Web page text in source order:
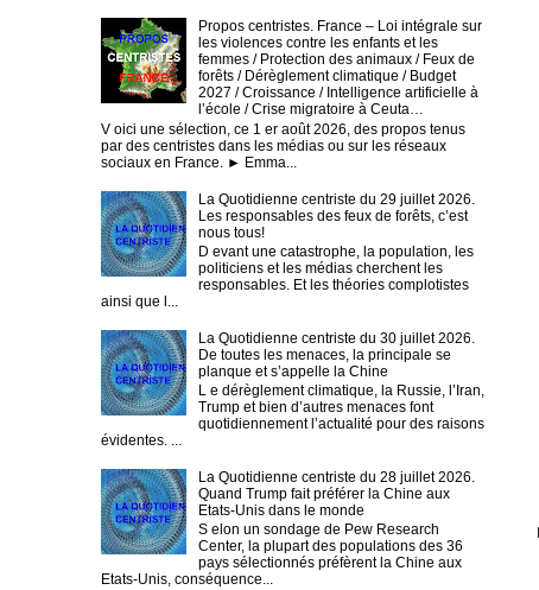
Propos centristes. France – Loi intégrale sur
les violences contre les enfants et les
femmes / Protection des animaux / Feux de
forêts / Dérèglement climatique / Budget
2027 / Croissance / Intelligence artificielle à
l’école / Crise migratoire à Ceuta…
V oici une sélection, ce 1 er août 2026, des propos tenus
par des centristes dans les médias ou sur les réseaux
sociaux en France. ► Emma...
La Quotidienne centriste du 29 juillet 2026.
Les responsables des feux de forêts, c’est
nous tous!
D evant une catastrophe, la population, les
politiciens et les médias cherchent les
responsables. Et les théories complotistes
ainsi que l...
La Quotidienne centriste du 30 juillet 2026.
De toutes les menaces, la principale se
planque et s’appelle la Chine
L e dérèglement climatique, la Russie, l’Iran,
Trump et bien d’autres menaces font
quotidiennement l’actualité pour des raisons
évidentes. ...
La Quotidienne centriste du 28 juillet 2026.
Quand Trump fait préférer la Chine aux
Etats-Unis dans le monde
S elon un sondage de Pew Research
Center, la plupart des populations des 36
pays sélectionnés préfèrent la Chine aux
Etats-Unis, conséquence...